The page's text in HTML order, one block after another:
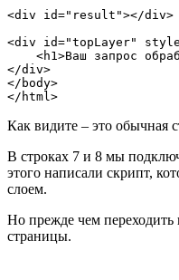
<div id="result"></div>
<div id="topLayer"
<h1>Ваш запрос
</div>
</body>
</html>
Как видите – это обычная
В строках 7 и 8 мы
этого написали скрипт,
слоем.
Но прежде чем переходить
страницы.